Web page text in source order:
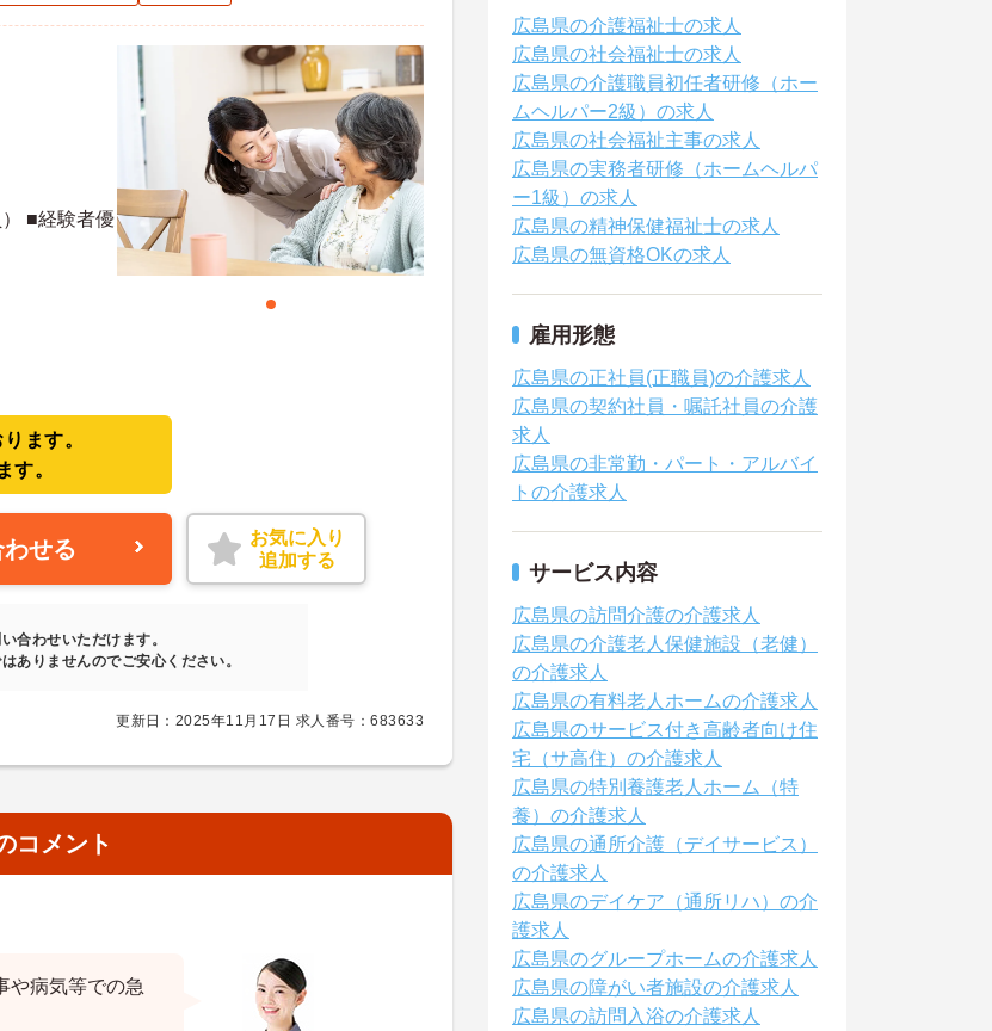
■経験者優
ます。
す。
せる
お気に入り
追加する
合わせいただけます。
ありませんのでご安心ください。
更新日：2025年11月17日 求人番号：683633
コメント
や病気等での急
広島県の介護福祉士の求人
広島県の社会福祉士の求人
広島県の介護職員初任者研修（ホー
ムヘルパー2級）の求人
広島県の社会福祉主事の求人
広島県の実務者研修（ホームヘルパ
ー1級）の求人
広島県の精神保健福祉士の求人
広島県の無資格OKの求人
雇用形態
広島県の正社員(正職員)の介護求人
広島県の契約社員・嘱託社員の介護
求人
広島県の非常勤・パート・アルバイ
トの介護求人
サービス内容
広島県の訪問介護の介護求人
広島県の介護老人保健施設（老健）
の介護求人
広島県の有料老人ホームの介護求人
広島県のサービス付き高齢者向け住
宅（サ高住）の介護求人
広島県の特別養護老人ホーム（特
養）の介護求人
広島県の通所介護（デイサービス）
の介護求人
広島県のデイケア（通所リハ）の介
護求人
広島県のグループホームの介護求人
広島県の障がい者施設の介護求人
広島県の訪問入浴の介護求人